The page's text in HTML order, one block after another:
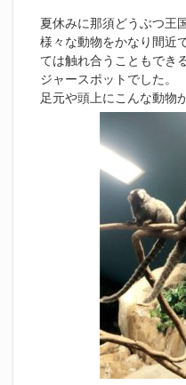
夏休みに那須どうぶつ王
様々な動物をかなり間近
ては触れ合うこともでき
ジャースポットでした。
足元や頭上にこんな動物